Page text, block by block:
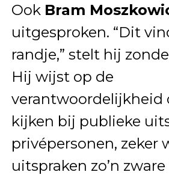
Ook Bram
uitgesproken. “Dit
randje,” stelt hij
Hij wijst op de
verantwoordelijkheid
kijken bij publieke
privépersonen, zeker
uitspraken zo’n